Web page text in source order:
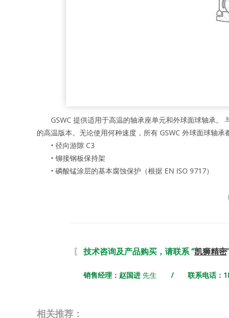
GSWC 提供适用于高温的轴承座单元和外球面球轴承。
的高温版本。无论使用何种速度，所有 GSWC 外球面球轴承
• 径向游隙 C3
• 铆接钢板保持架
• 磷酸锰涂层的基本腐蚀保护（根据 EN ISO 9717）
〖 技术咨询及产品购买，请联系 “凯狮精密
销售经理：赵国进先生 / 联系电话：
相关推荐：